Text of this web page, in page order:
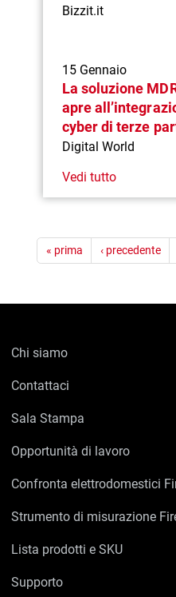
Bizzit.it
15 Gennaio
La soluzione
apre
cyber di terze
Digital World
Vedi tutto
Paginazione
« prima ‹ precedente
Chi siamo
Contattaci
Sala Stampa
Opportunità di lavoro
Confronta elettrodomestici
Strumento di misurazione
Lista prodotti e SKU
Supporto